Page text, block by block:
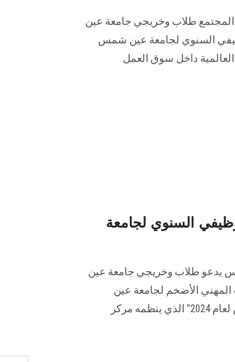
المجتمع ‏طلاب وخريجي جامعة عين
السنوي لجامعة عين شمس
الكيانات العالمية داخل سوق العمل
السنوي لجامعة
يدعو طلاب وخريجي ‏جامعة عين
الأضخم لجامعة ‏عين
شمس "الملتقى التوظيفي السنوي لجامعة عين شمس لعام 2024" الذي ينظمه مركز